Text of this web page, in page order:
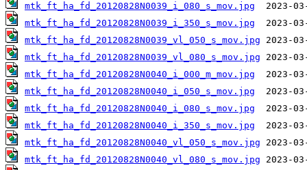
mtk_ft_ha_fd_20120828N0039_i_080_s_mov.jpg
mtk_ft_ha_fd_20120828N0039_i_350_s_mov.jpg
mtk_ft_ha_fd_20120828N0039_vl_050_s_mov.jpg
mtk_ft_ha_fd_20120828N0039_vl_080_s_mov.jpg
mtk_ft_ha_fd_20120828N0040_i_000_m_mov.jpg
mtk_ft_ha_fd_20120828N0040_i_050_s_mov.jpg
mtk_ft_ha_fd_20120828N0040_i_080_s_mov.jpg
mtk_ft_ha_fd_20120828N0040_i_350_s_mov.jpg
mtk_ft_ha_fd_20120828N0040_vl_050_s_mov.jpg
mtk_ft_ha_fd_20120828N0040_vl_080_s_mov.jpg